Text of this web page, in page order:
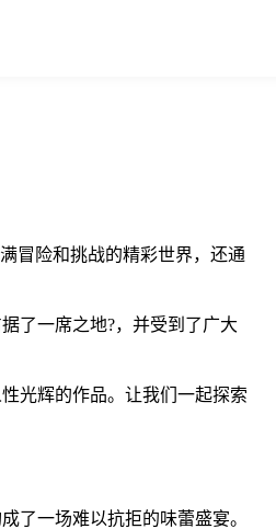
冒险和挑战的精彩世界，还通
了一席之地?，并受到了广大
光辉的作品。让我们一起探索
了一场难以抗拒的味蕾盛宴。